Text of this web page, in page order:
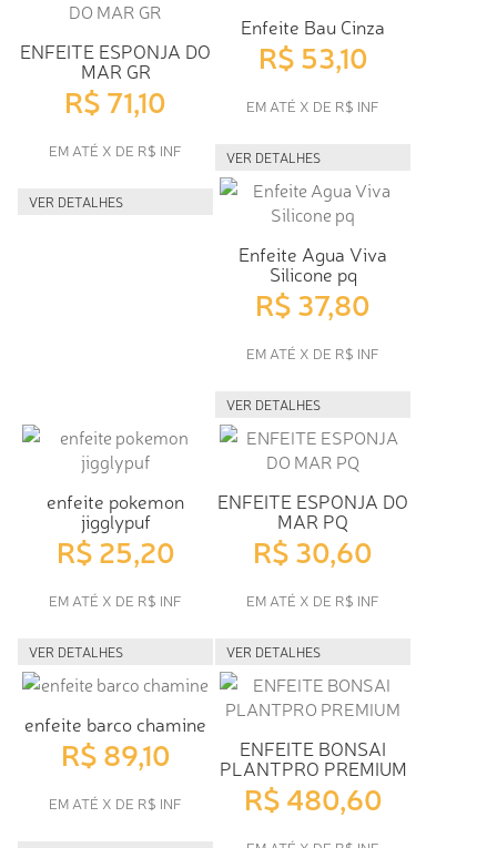
ENFEITE ESPONJA DO
MAR GR
R$ 71,10
EM ATÉ X DE R$ INF
VER DETALHES
Enfeite Bau Cinza
R$ 53,10
EM ATÉ X DE R$ INF
VER DETALHES
Enfeite Agua Viva
Silicone pq
R$ 37,80
EM ATÉ X DE R$ INF
VER DETALHES
enfeite pokemon
jigglypuf
R$ 25,20
EM ATÉ X DE R$ INF
VER DETALHES
ENFEITE ESPONJA DO
MAR PQ
R$ 30,60
EM ATÉ X DE R$ INF
VER DETALHES
enfeite barco chamine
R$ 89,10
EM ATÉ X DE R$ INF
ENFEITE BONSAI
PLANTPRO PREMIUM
R$ 480,60